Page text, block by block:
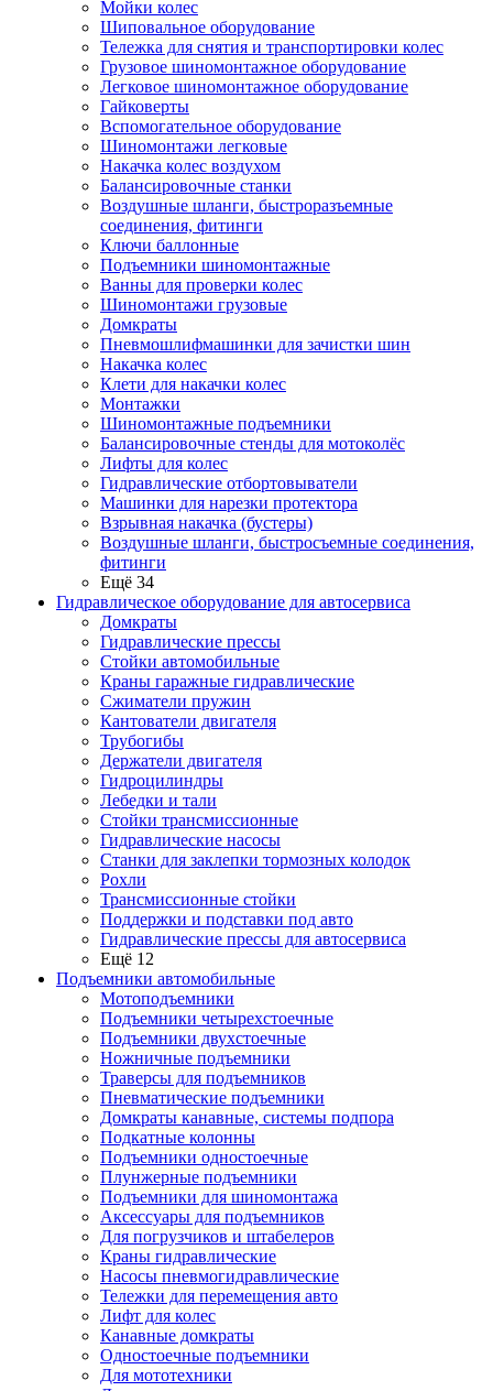
Мойки колес
Шиповальное оборудование
Тележка для снятия и транспортировки колес
Грузовое шиномонтажное оборудование
Легковое шиномонтажное оборудование
Гайковерты
Вспомогательное оборудование
Шиномонтажи легковые
Накачка колес воздухом
Балансировочные станки
Воздушные шланги, быстроразъемные
соединения, фитинги
Ключи баллонные
Подъемники шиномонтажные
Ванны для проверки колес
Шиномонтажи грузовые
Домкраты
Пневмошлифмашинки для зачистки шин
Накачка колес
Клети для накачки колес
Монтажки
Шиномонтажные подъемники
Балансировочные стенды для мотоколёс
Лифты для колес
Гидравлические отбортовыватели
Машинки для нарезки протектора
Взрывная накачка (бустеры)
Воздушные шланги, быстросъемные соединения,
фитинги
Ещё 34
Гидравлическое оборудование для автосервиса
Домкраты
Гидравлические прессы
Стойки автомобильные
Краны гаражные гидравлические
Сжиматели пружин
Кантователи двигателя
Трубогибы
Держатели двигателя
Гидроцилиндры
Лебедки и тали
Стойки трансмиссионные
Гидравлические насосы
Cтанки для заклепки тормозных колодок
Рохли
Трансмиссионные стойки
Поддержки и подставки под авто
Гидравлические прессы для автосервиса
Ещё 12
Подъемники автомобильные
Мотоподъемники
Подъемники четырехстоечные
Подъемники двухстоечные
Ножничные подъемники
Траверсы для подъемников
Пневматические подъемники
Домкраты канавные, системы подпора
Подкатные колонны
Подъемники одностоечные
Плунжерные подъемники
Подъемники для шиномонтажа
Аксессуары для подъемников
Для погрузчиков и штабелеров
Краны гидравлические
Насосы пневмогидравлические
Тележки для перемещения авто
Лифт для колес
Канавные домкраты
Одностоечные подъемники
Для мототехники